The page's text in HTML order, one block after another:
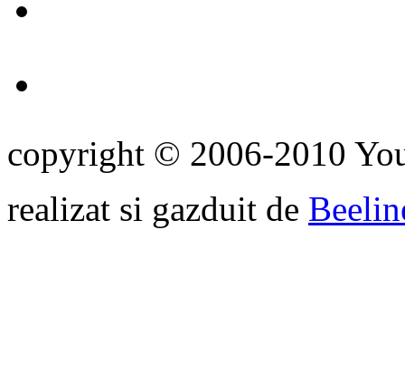
copyright © 2006-2010
realizat si gazduit de